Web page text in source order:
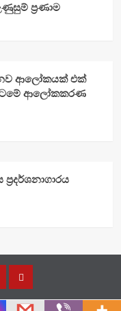
ප්‍රණාම
නව ආලෝකයක් එක්
ආලෝකකරණ
About